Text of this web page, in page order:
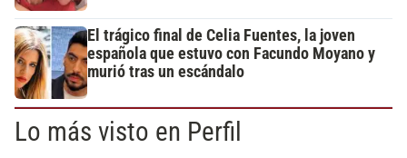
El trágico final de Celia Fuentes, la joven
española que estuvo con Facundo Moyano y
murió tras un escándalo
Lo más visto en Perfil